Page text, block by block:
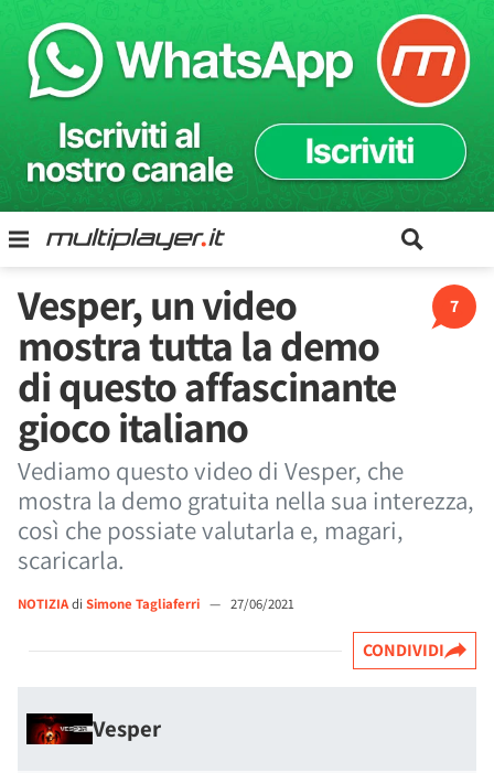
7
Vesper, un video
mostra tutta la demo
di questo affascinante
gioco italiano
Vediamo questo video di Vesper, che
mostra la demo gratuita nella sua interezza,
così che possiate valutarla e, magari,
scaricarla.
NOTIZIAdi Simone Tagliaferri — 27/06/2021
CONDIVIDI
Vesper